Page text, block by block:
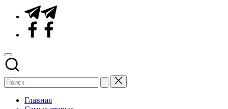
Telegram
Facebook
Главная